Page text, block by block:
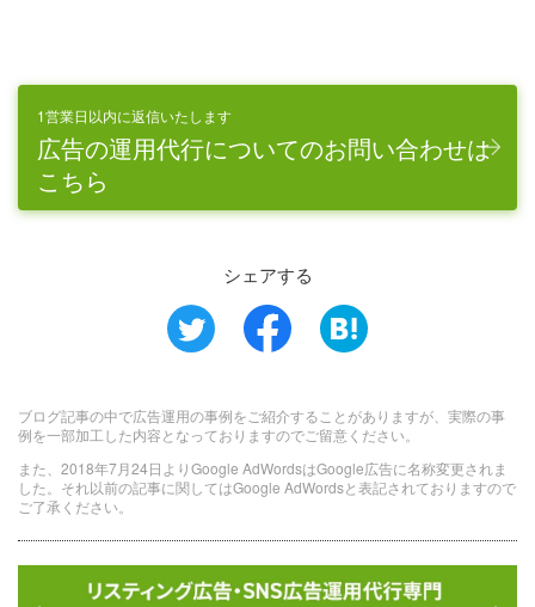
1営業日以内に返信いたします
広告の運用代行についてのお問い合わせは
こちら
シェアする
ブログ記事の中で広告運用の事例をご紹介することがありますが、実際の事
例を一部加工した内容となっておりますのでご留意ください。
また、2018年7月24日よりGoogle AdWordsはGoogle広告に名称変更されま
した。それ以前の記事に関してはGoogle AdWordsと表記されておりますので
ご了承ください。